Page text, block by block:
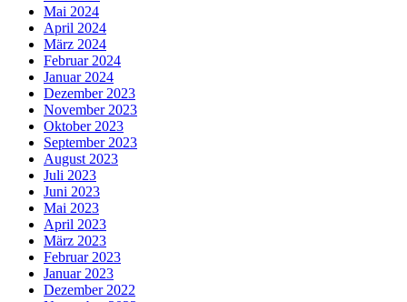
Mai 2024
April 2024
März 2024
Februar 2024
Januar 2024
Dezember 2023
November 2023
Oktober 2023
September 2023
August 2023
Juli 2023
Juni 2023
Mai 2023
April 2023
März 2023
Februar 2023
Januar 2023
Dezember 2022